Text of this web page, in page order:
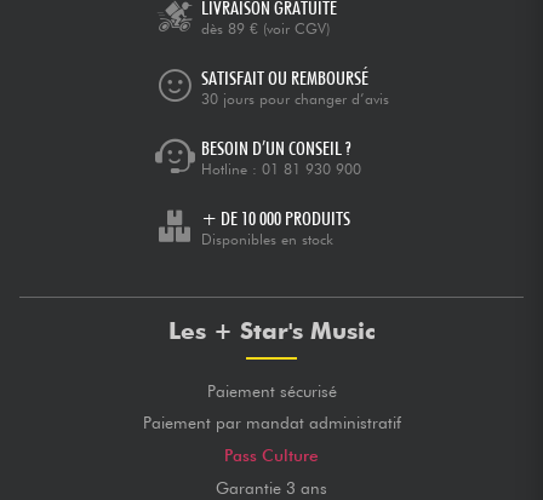
LIVRAISON GRATUITE
dès 89 € (voir CGV)
SATISFAIT OU REMBOURSÉ
30 jours pour changer d’avis
BESOIN D’UN CONSEIL ?
Hotline : 01 81 930 900
+ DE 10 000 PRODUITS
Disponibles en stock
Les + Star's Music
Paiement sécurisé
Paiement par mandat administratif
Pass Culture
Garantie 3 ans